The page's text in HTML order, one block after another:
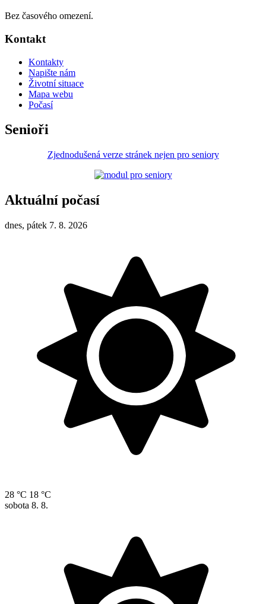
Bez časového omezení.
Kontakt
Kontakty
Napište nám
Životní situace
Mapa webu
Počasí
Senioři
Zjednodušená verze stránek nejen pro seniory
Aktuální počasí
dnes, pátek 7. 8. 2026
28 °C 18 °C
sobota 8. 8.